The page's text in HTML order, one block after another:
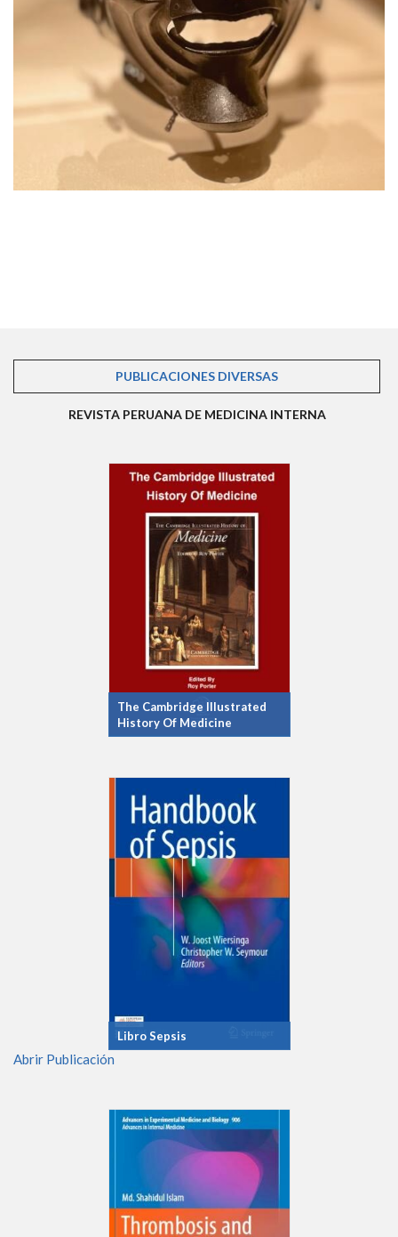
PUBLICACIONES DIVERSAS
REVISTA PERUANA DE MEDICINA INTERNA
The Cambridge Illustrated
History Of Medicine
Libro Sepsis
Abrir Publicación